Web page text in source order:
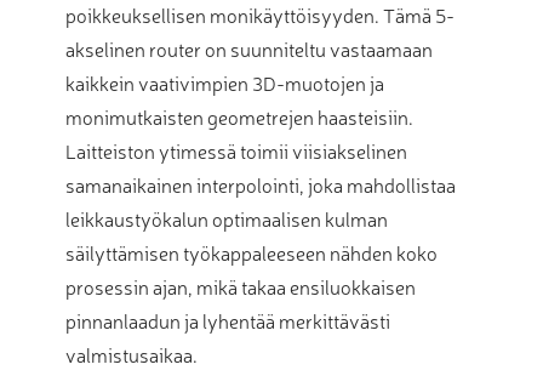
poikkeuksellisen monikäyttöisyyden. Tämä 5-
akselinen router on suunniteltu vastaamaan
kaikkein vaativimpien 3D-muotojen ja
monimutkaisten geometrejen haasteisiin.
Laitteiston ytimessä toimii viisiakselinen
samanaikainen interpolointi, joka mahdollistaa
leikkaustyökalun optimaalisen kulman
säilyttämisen työkappaleeseen nähden koko
prosessin ajan, mikä takaa ensiluokkaisen
pinnanlaadun ja lyhentää merkittävästi
valmistusaikaa.